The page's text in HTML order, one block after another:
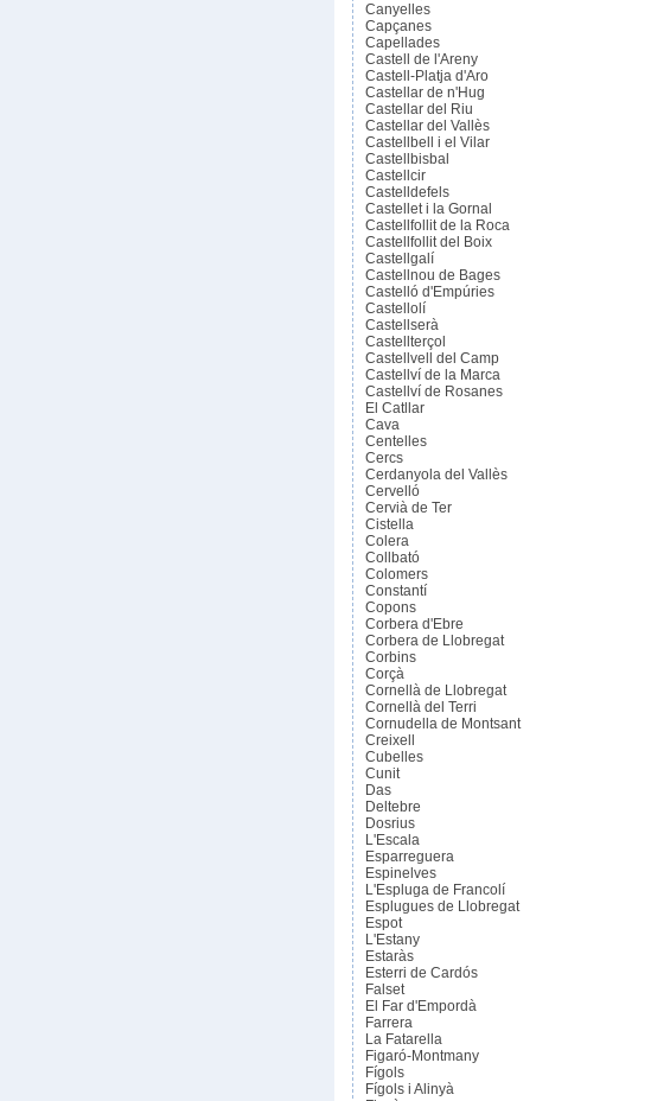
Canyelles
Capçanes
Capellades
Castell de l'Areny
Castell-Platja d'Aro
Castellar de n'Hug
Castellar del Riu
Castellar del Vallès
Castellbell i el Vilar
Castellbisbal
Castellcir
Castelldefels
Castellet i la Gornal
Castellfollit de la Roca
Castellfollit del Boix
Castellgalí
Castellnou de Bages
Castelló d'Empúries
Castellolí
Castellserà
Castellterçol
Castellvell del Camp
Castellví de la Marca
Castellví de Rosanes
El Catllar
Cava
Centelles
Cercs
Cerdanyola del Vallès
Cervelló
Cervià de Ter
Cistella
Colera
Collbató
Colomers
Constantí
Copons
Corbera d'Ebre
Corbera de Llobregat
Corbins
Corçà
Cornellà de Llobregat
Cornellà del Terri
Cornudella de Montsant
Creixell
Cubelles
Cunit
Das
Deltebre
Dosrius
L'Escala
Esparreguera
Espinelves
L'Espluga de Francolí
Esplugues de Llobregat
Espot
L'Estany
Estaràs
Esterri de Cardós
Falset
El Far d'Empordà
Farrera
La Fatarella
Figaró-Montmany
Fígols
Fígols i Alinyà